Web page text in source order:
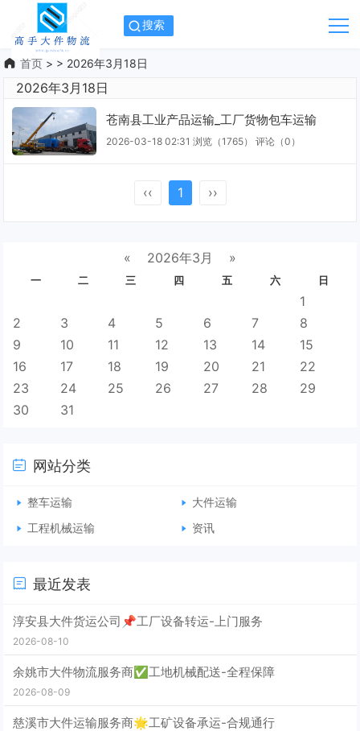
搜索
首页 > > 2026年3月18日
2026年3月18日
苍南县工业产品运输_工厂货物包车运输
2026-03-18 02:31 浏览（1765） 评论（0 ）
‹‹ 1 ››
« 2026年3月 »
一 二 三 四 五 六 日
1
2
3 4 5 6 7
8
9
10 11 12 13 14
15
16
17 18 19 20 21
22
23
24 25 26 27 28
29
30
31
网站分类
整车运输
大件运输
工程机械运输
资讯
最近发表
淳安县大件货运公司📌工厂设备转运-上门服务
2026-08-10
余姚市大件物流服务商✅工地机械配送-全程保障
2026-08-09
慈溪市大件运输服务商🌟工矿设备承运-合规通行